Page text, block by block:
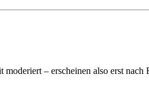
– erscheinen also erst nach